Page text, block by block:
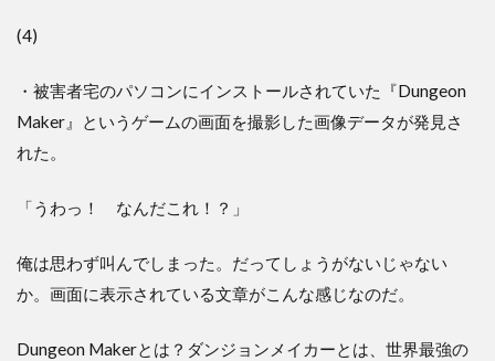
(4)
・被害者宅のパソコンにインストールされていた『Dungeon
Maker』というゲームの画面を撮影した画像データが発見さ
れた。
「うわっ！ なんだこれ！？」
俺は思わず叫んでしまった。だってしょうがないじゃない
か。画面に表示されている文章がこんな感じなのだ。
Dungeon Makerとは？ダンジョンメイカーとは、世界最強の